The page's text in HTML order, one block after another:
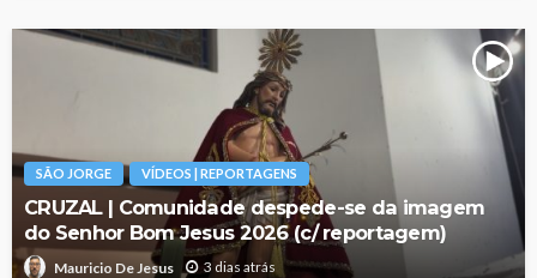
SÃO JORGE VÍDEOS | REPORTAGENS
CRUZAL | Comunidade despede-se da imagem
do Senhor Bom Jesus 2026 (c/ reportagem)
Mauricio De Jesus 3 dias atrás